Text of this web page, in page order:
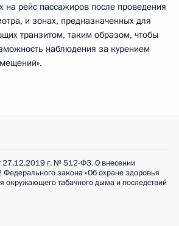
на рейс пассажиров после проведения
и зонах, предназначенных для
транзитом, таким образом, чтобы
наблюдения за курением
27.12.2019 г. № 512-ФЗ. О внесении
закона «Об охране здоровья
окружающего табачного дыма и последствий